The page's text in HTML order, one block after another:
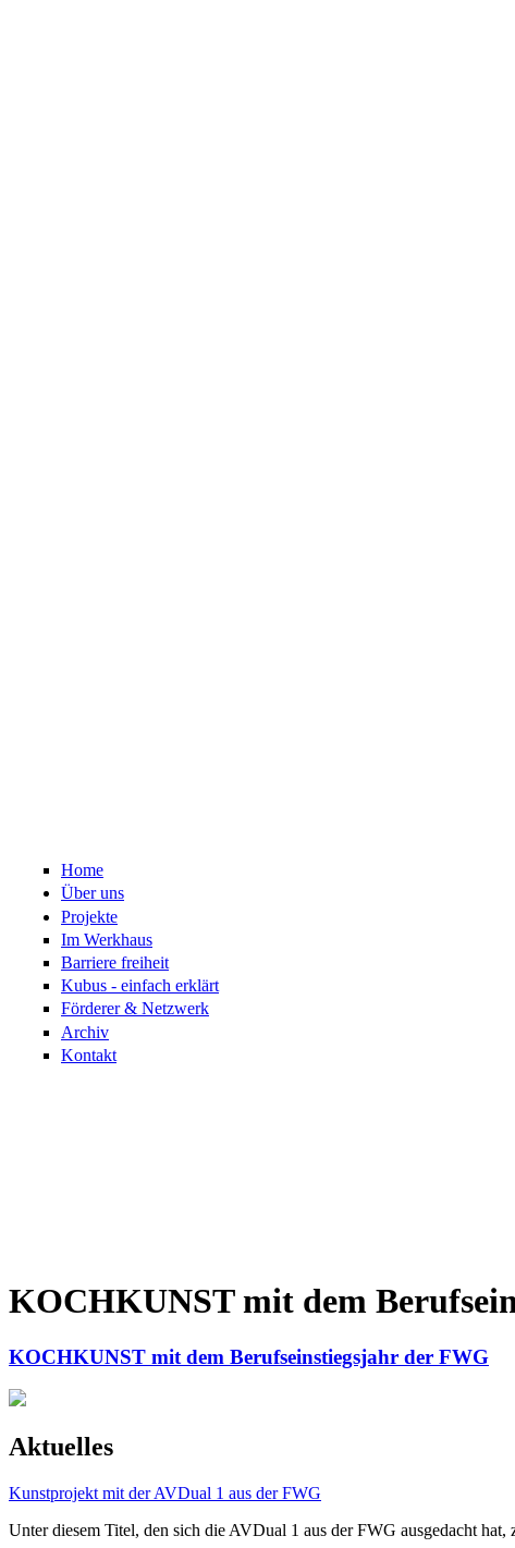
Home
Über uns
Projekte
Im Werkhaus
Barriere freiheit
Kubus - einfach erklärt
Förderer & Netzwerk
Archiv
Kontakt
KOCHKUNST mit dem
KOCHKUNST mit dem Berufseinstiegsjahr der FWG
Aktuelles
Kunstprojekt mit der AVDual 1 aus der FWG
Unter diesem Titel, den sich die AVDual 1 aus der FWG ausgedacht